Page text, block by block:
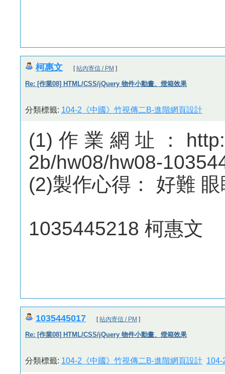
柯惠文 [站內寄信 / PM ]
Re: [作業08] HTML/CSS/jQuery 物件小動畫、燈箱效果
分類標籤: 104-2《中國》竹視傳二B-進階網頁設計
(1)作業網址：
2b/hw08/hw08-
(2)製作心得： 好難
1035445218 柯惠文
1035445017 [站內寄信 / PM ]
Re: [作業08] HTML/CSS/jQuery 物件小動畫、燈箱效果
分類標籤: 104-2《中國》竹視傳二B-進階網頁設計 104-